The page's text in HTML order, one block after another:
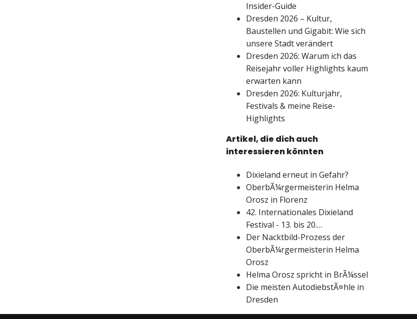
Insider-Guide
Dresden 2026 – Kultur,
Baustellen und Gigabit: Wie sich
unsere Stadt verändert
Dresden 2026: Warum ich das
Reisejahr voller Highlights kaum
erwarten kann
Dresden 2026: Kulturjahr,
Festivals & meine Reise-
Highlights
Artikel, die dich auch
interessieren könnten
Dixieland erneut in Gefahr?
OberbÃ¼rgermeisterin Helma
Orosz in Florenz
42. Internationales Dixieland
Festival - 13. bis 20.…
Der Nacktbild-Prozess der
OberbÃ¼rgermeisterin Helma
Orosz
Helma Orosz spricht in BrÃ¼ssel
Die meisten AutodiebstÃ¤hle in
Dresden